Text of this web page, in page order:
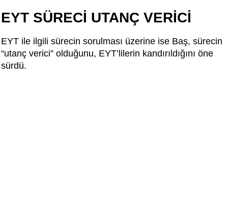
EYT SÜRECİ UTANÇ VERİCİ
EYT ile ilgili sürecin sorulması üzerine ise Baş, sürecin
“utanç verici” olduğunu, EYT’lilerin kandırıldığını öne
sürdü.